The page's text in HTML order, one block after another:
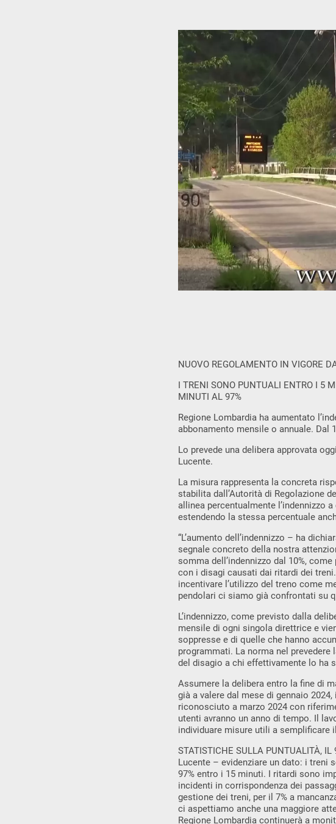
NUOVO REGOLAMENTO IN VIGORE
I TRENI SONO PUNTUALI ENTRO I 5
MINUTI AL 97%
Regione Lombardia ha aumentato
abbonamento mensile o annuale. Dal
Lo prevede una delibera approvata
Lucente.
La misura rappresenta la concreta
stabilita dall’Autorità di Regolazione
allinea percentualmente l’indennizzo
estendendo la stessa percentuale
“L’aumento dell’indennizzo – ha
segnale concreto della nostra
somma dell’indennizzo dal 10%,
con i disagi causati dai ritardi dei
incentivare l’utilizzo del treno come
pendolari ci siamo già confrontati su
L’indennizzo, come previsto dalla
mensile di ogni singola direttrice e
soppresse e di quelle che hanno
programmati. La norma nel
del disagio a chi effettivamente lo ha
Assumere la delibera entro la fine di
già a valere dal mese di gennaio
riconosciuto a marzo 2024 con
utenti avranno un anno di tempo. Il
individuare misure utili a semplificare
STATISTICHE SULLA PUNTUALITÀ,
Lucente – evidenziare un dato: i treni
97% entro i 15 minuti. I ritardi sono
incidenti in corrispondenza dei
gestione dei treni, per il 7% a
ci aspettiamo anche una maggiore
Regione Lombardia continuerà a